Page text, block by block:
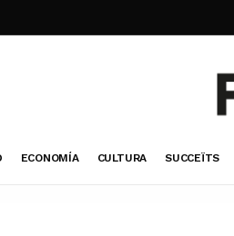
ECONOMÍA CULTURA SUCCEÏTS